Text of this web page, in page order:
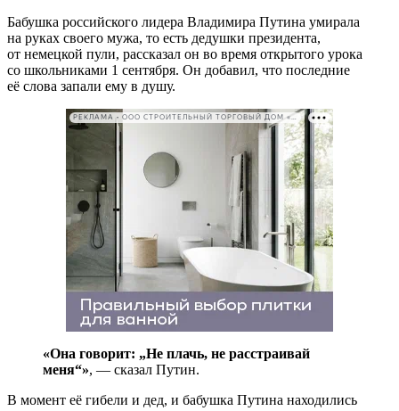
Бабушка российского лидера Владимира Путина умирала
на руках своего мужа, то есть дедушки президента,
от немецкой пули, рассказал он во время открытого урока
со школьниками 1 сентября. Он добавил, что последние
её слова запали ему в душу.
РЕКЛАМА • ООО СТРОИТЕЛЬНЫЙ ТОРГОВЫЙ ДОМ «ПЕТРОВИЧ». ИНН: 7802348846
«Она говорит: „Не плачь, не расстраивай
меня“», — сказал Путин.
В момент её гибели и дед, и бабушка Путина находились